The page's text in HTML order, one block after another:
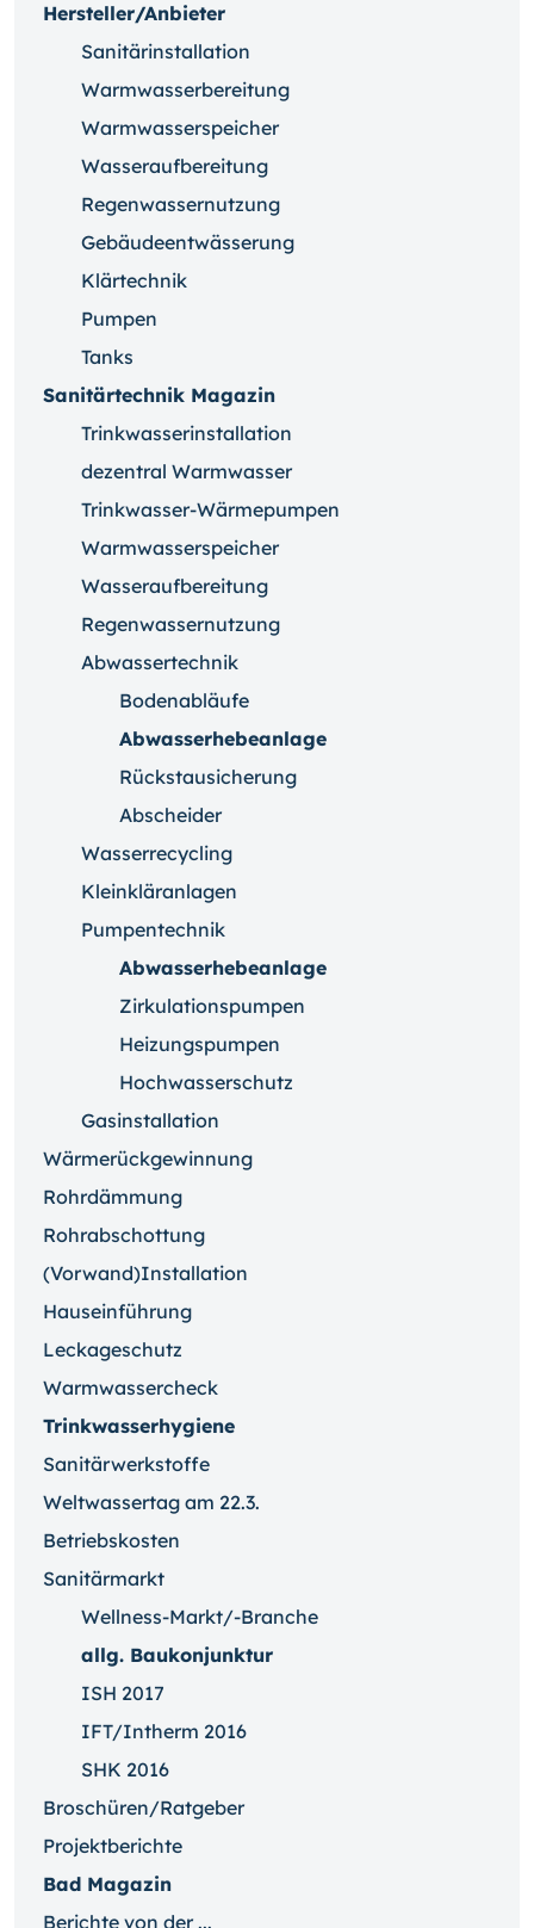
Hersteller/Anbieter
Sanitärinstallation
Warmwasserbereitung
Warmwasserspeicher
Wasseraufbereitung
Regenwassernutzung
Gebäudeentwässerung
Klärtechnik
Pumpen
Tanks
Sanitärtechnik Magazin
Trinkwasserinstallation
dezentral Warmwasser
Trinkwasser-Wärmepumpen
Warmwasserspeicher
Wasseraufbereitung
Regenwassernutzung
Abwassertechnik
Bodenabläufe
Abwasserhebeanlage
Rückstausicherung
Abscheider
Wasserrecycling
Kleinkläranlagen
Pumpentechnik
Abwasserhebeanlage
Zirkulationspumpen
Heizungspumpen
Hochwasserschutz
Gasinstallation
Wärmerückgewinnung
Rohrdämmung
Rohrabschottung
(Vorwand)Installation
Hauseinführung
Leckageschutz
Warmwassercheck
Trinkwasserhygiene
Sanitärwerkstoffe
Weltwassertag am 22.3.
Betriebskosten
Sanitärmarkt
Wellness-Markt/-Branche
allg. Baukonjunktur
ISH 2017
IFT/Intherm 2016
SHK 2016
Broschüren/Ratgeber
Projektberichte
Bad Magazin
Berichte von der ...